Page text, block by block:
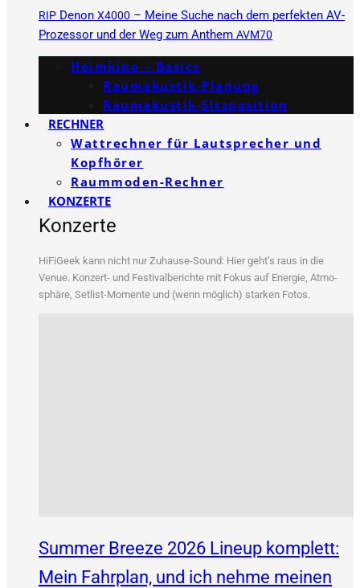
RIP Denon X4000 – Meine Suche nach dem perfekten AV-
Prozessor und der Weg zum Anthem AVM70
Heimkino – Basics
Raumakustik-Planung
Raumakustik-Sitzposition
RECHNER
Wattrechner für Lautsprecher und
Kopfhörer
Raummoden-Rechner
KONZERTE
Konzerte
HiFi­Ge­ek kann nicht nur Zuhau­se-Sound: Hier geht’s raus in die
Venue. Kon­zert- und Fes­ti­val­be­rich­te mit Fokus auf Ener­gie, Atmo­
sphä­re, Set­list-Momen­te und (wenn mög­lich) star­ken Fotos.
Summer Breeze 2026 Lineup komplett:
Mein Fahrplan, und ich nehme meinen